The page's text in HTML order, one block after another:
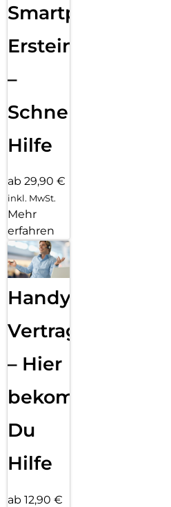
Smartphone
Ersteinrichtung
–
Schnelle
Hilfe
ab 29,90 €
inkl. MwSt.
Mehr
erfahren
Handy
– Hier
bekommst
Du
Hilfe
ab 12,90 €